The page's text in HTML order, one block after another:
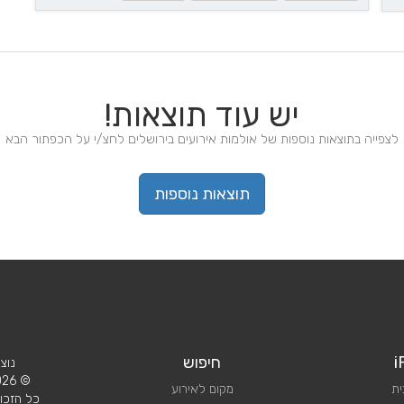
יש עוד תוצאות!
לצפייה בתוצאות נוספות של אולמות אירועים בירושלים לחצ/י על הכפתור הבא
תוצאות נוספות
חיפוש
מקום לאירוע
© 2026 iPlan.
כל